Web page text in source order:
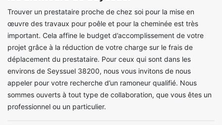
Trouver un prestataire proche de chez soi pour la mise en
œuvre des travaux pour poêle et pour la cheminée est très
important. Cela affine le budget d’accomplissement de votre
projet grâce à la réduction de votre charge sur le frais de
déplacement du prestataire. Pour ceux qui sont dans les
environs de Seyssuel 38200, nous vous invitons de nous
appeler pour votre recherche d’un ramoneur qualifié. Nous
sommes ouverts à tout type de collaboration, que vous êtes un
professionnel ou un particulier.